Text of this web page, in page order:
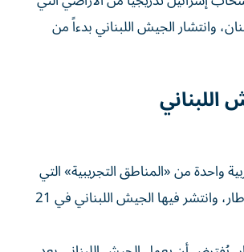
وانتشار الجيش اللبناني بدءاً من
اللبناني
واحدة من «المناطق التجريبية» التي
نصّ عليها اتفاق الإطار، وانتشر فيها الجيش اللبناني في 21